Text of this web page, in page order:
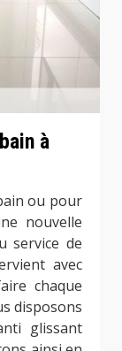
à
ou pour
nouvelle
service de
avec
chaque
disposons
glissant